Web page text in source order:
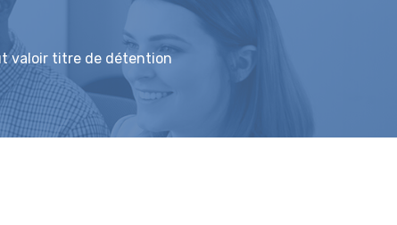
valoir titre de détention